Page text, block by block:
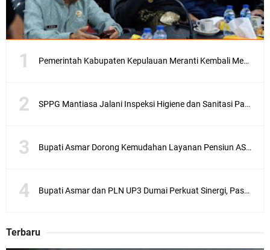
Pemerintah Kabupaten Kepulauan Meranti Kembali Merombak 3 Pejabat Eselon III. A Serta III. B
SPPG Mantiasa Jalani Inspeksi Higiene dan Sanitasi Pangan
Bupati Asmar Dorong Kemudahan Layanan Pensiun ASN melalui Sinergi dengan BRK Syariah
Bupati Asmar dan PLN UP3 Dumai Perkuat Sinergi, Pastikan Layanan Listrik Kepulauan Meranti Semakin Andal
Terbaru